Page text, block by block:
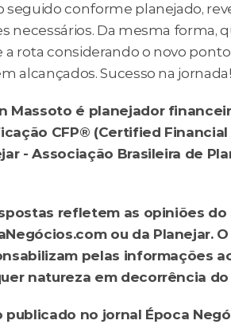
seguido conforme planejado,
necessários. Da mesma forma,
a rota considerando o novo
alcançados. Sucesso na jornada!
Massoto é planejador
CFP® (Certified
refletem as opiniões do
ou da Planejar.
pelas informações
natureza em decorrência
publicado no jornal Época